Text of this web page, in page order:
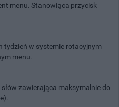
menu. Stanowiąca przycisk
tydzień w systemie rotacyjnym
menu.
zawierająca maksymalnie do